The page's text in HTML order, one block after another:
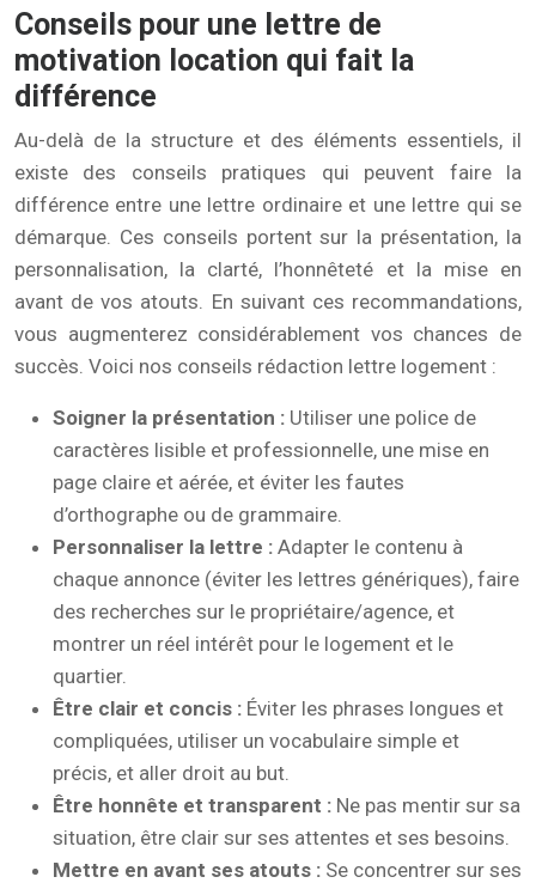
Conseils pour une lettre de
motivation location qui fait la
différence
Au-delà de la structure et des éléments essentiels, il
existe des conseils pratiques qui peuvent faire la
différence entre une lettre ordinaire et une lettre qui se
démarque. Ces conseils portent sur la présentation, la
personnalisation, la clarté, l’honnêteté et la mise en
avant de vos atouts. En suivant ces recommandations,
vous augmenterez considérablement vos chances de
succès. Voici nos conseils rédaction lettre logement :
Soigner la présentation : Utiliser une police de
caractères lisible et professionnelle, une mise en
page claire et aérée, et éviter les fautes
d’orthographe ou de grammaire.
Personnaliser la lettre : Adapter le contenu à
chaque annonce (éviter les lettres génériques), faire
des recherches sur le propriétaire/agence, et
montrer un réel intérêt pour le logement et le
quartier.
Être clair et concis : Éviter les phrases longues et
compliquées, utiliser un vocabulaire simple et
précis, et aller droit au but.
Être honnête et transparent : Ne pas mentir sur sa
situation, être clair sur ses attentes et ses besoins.
Mettre en avant ses atouts : Se concentrer sur ses